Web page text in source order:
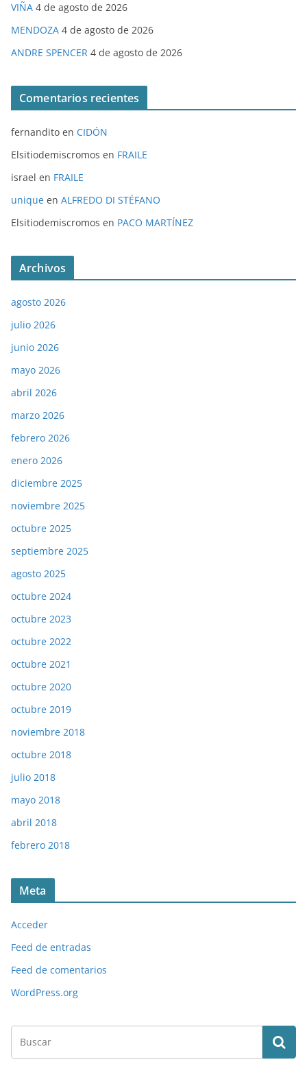
VIÑA 4 de agosto de 2026
MENDOZA 4 de agosto de 2026
ANDRE SPENCER 4 de agosto de 2026
Comentarios recientes
fernandito en CIDÓN
Elsitiodemiscromos en FRAILE
israel en FRAILE
unique en ALFREDO DI STÉFANO
Elsitiodemiscromos en PACO MARTÍNEZ
Archivos
agosto 2026
julio 2026
junio 2026
mayo 2026
abril 2026
marzo 2026
febrero 2026
enero 2026
diciembre 2025
noviembre 2025
octubre 2025
septiembre 2025
agosto 2025
octubre 2024
octubre 2023
octubre 2022
octubre 2021
octubre 2020
octubre 2019
noviembre 2018
octubre 2018
julio 2018
mayo 2018
abril 2018
febrero 2018
Meta
Acceder
Feed de entradas
Feed de comentarios
WordPress.org